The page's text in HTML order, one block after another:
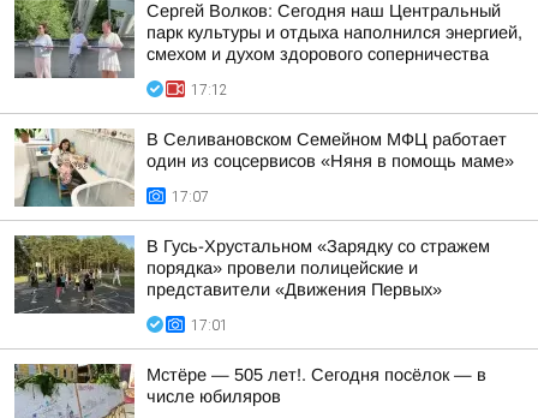
Сергей Волков: Сегодня наш Центральный
парк культуры и отдыха наполнился энергией,
смехом и духом здорового соперничества
17:12
В Селивановском Семейном МФЦ работает
один из соцсервисов «Няня в помощь маме»
17:07
В Гусь-Хрустальном «Зарядку со стражем
порядка» провели полицейские и
представители «Движения Первых»
17:01
Мстёре — 505 лет!. Сегодня посёлок — в
числе юбиляров